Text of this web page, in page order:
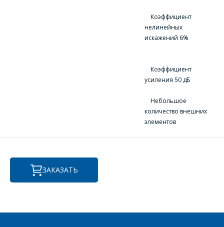
Коэффициент
нелинейных
искажений 6%
Коэффициент
усиления 50 дБ
Небольшое
количество внешних
элементов
ЗАКАЗАТЬ
*
Интересующий товар/